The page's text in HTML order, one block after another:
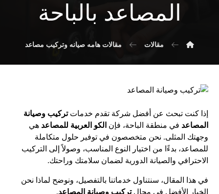
المصاعد بالباحة
مقالات مقالات هامه صيانه وتركيب مصاعد
إذا كنت تبحث عن أفضل شركة تقدم خدماتتركيب وصيانة
المصاعد في منطقة الباحة، فإن الكو العربية للمصاعد هي
وجهتك المثلى. نحن متخصصون في توفير حلول متكاملة
للمصاعد، بدءًا من اختيار النوع المناسب، وصولاً إلى التركيب
الاحترافي والصيانة الدورية لضمان سلامتك وراحتك.
في هذا المقال، سنتناول خدماتنا بالتفصيل، ونوضح لماذا نحن
الخيار الأفضل في مجالتركيب وصيانة المصاعد.